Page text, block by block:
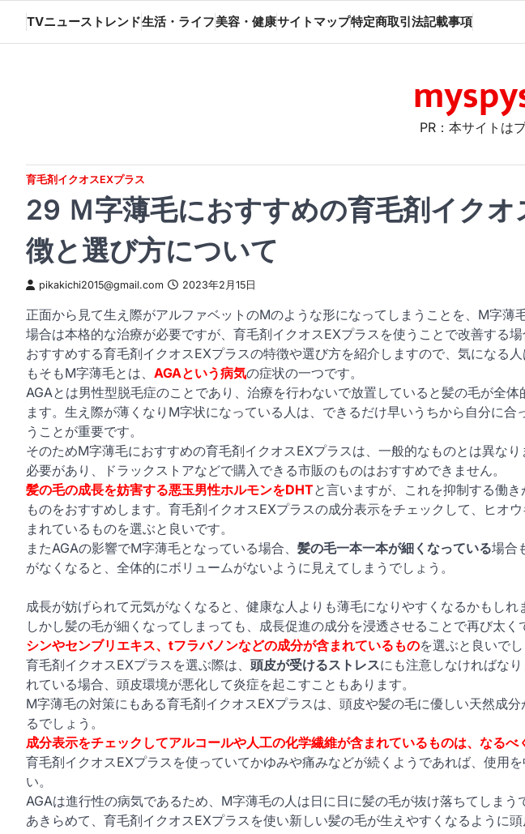
content
TVニューストレンド生活・ライフ美容・健康サイトマップ特定商取引法記載事項
PR：本サイトは
育毛剤イクオスEXプラス
29 Ｍ字薄毛におすすめの育毛剤イク
徴と選び方について
pikakichi2015@gmail.com 2023年2月15日
正面から見て生え際がアルファベットのMのような形になってしまうことを、 M字薄
場合は本格的な治療が必要ですが、育毛剤イクオスEXプラスを使うことで改善する場
おすすめする育毛剤イクオスEXプラスの特徴や選び方を紹介しますので、気になる
もそもM字薄毛とは、 AGAという病気の症状の一つです。
AGAとは男性型脱毛症のことであり、治療を行わないで放置していると髪の毛が全体
ます。生え際が薄くなりM字状になっている人は、できるだけ早いうちから自分に合
うことが重要です。
そのためM字薄毛におすすめの育毛剤イクオスEXプラスは、一般的なものとは異な
必要があり、ドラックストアなどで購入できる市販のものはおすすめできません。
髪の毛の成長を妨害する悪玉男性ホルモンをDHTと言いますが、これを抑制する働
ものをおすすめします。育毛剤イクオスEXプラスの成分表示をチェックして、ヒオ
まれているものを選ぶと良いです。
またAGAの影響でM字薄毛となっている場合、 髪の毛一本一本が細くなっている場合
がなくなると、全体的にボリュームがないように見えてしまうでしょう。
成長が妨げられて元気がなくなると、健康な人よりも薄毛になりやすくなるかもしれ
しかし髪の毛が細くなってしまっても、成長促進の成分を浸透させることで再び太く
シンやセンブリエキス、tフラバノンなどの成分が含まれているものを選ぶと良いでし
育毛剤イクオスEXプラスを選ぶ際は、 頭皮が受けるストレスにも注意しなければな
れている場合、頭皮環境が悪化して炎症を起こすこともあります。
M字薄毛の対策にもある育毛剤イクオスEXプラスは、頭皮や髪の毛に優しい天然成
るでしょう。
成分表示をチェックしてアルコールや人工の化学繊維が含まれているものは、なるべ
育毛剤イクオスEXプラスを使っていてかゆみや痛みなどが続くようであれば、使用
い。
AGAは進行性の病気であるため、M字薄毛の人は日に日に髪の毛が抜け落ちてしまう
あきらめて、育毛剤イクオスEXプラスを使い新しい髪の毛が生えやすくなるように頭